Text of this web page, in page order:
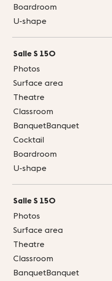
Boardroom
U-shape
Salle S 150
Photos
Surface area
Theatre
Classroom
BanquetBanquet
Cocktail
Boardroom
U-shape
Salle S 150
Photos
Surface area
Theatre
Classroom
BanquetBanquet